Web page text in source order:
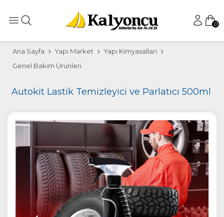
0
Ana Sayfa Yapı Market
Yapı Kimyasalları
Genel Bakım Ürünleri
Autokit Lastik Temizleyici ve Parlatıcı 500ml